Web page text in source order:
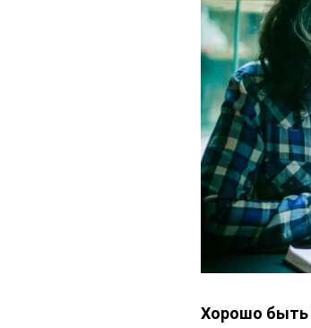
Хорошо быть